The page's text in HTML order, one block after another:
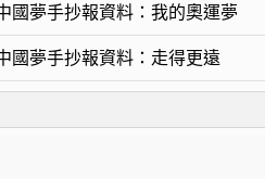
國夢手抄報資料：我的奧運夢
國夢手抄報資料：走得更遠